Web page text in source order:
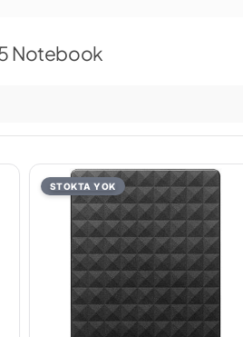
Notebook
STOKTA YOK